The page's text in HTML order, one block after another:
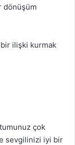
dönüşüm
ilişki kurmak
çok
sevgilinizi iyi bir